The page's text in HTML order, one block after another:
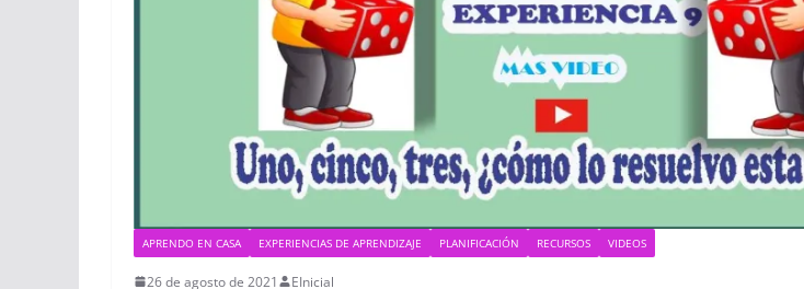
APRENDO EN CASA EXPERIENCIAS DE APRENDIZAJE PLANIFICACIÓN RECURSOS VIDEOS
26 de agosto de 2021 EInicial